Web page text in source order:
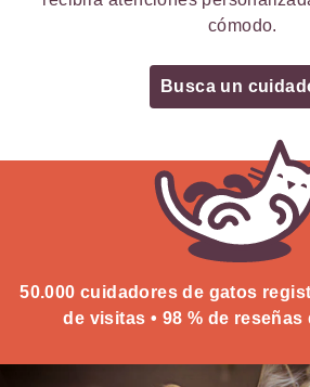
cómodo.
Busca un
50.000 cuidadores de gatos
de visitas • 98 % de reseñas